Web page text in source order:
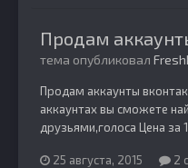
Продам
тема опубликовал
Продам аккаунты
аккаунтах вы сможете
друзьями,голоса Цена за
25 августа, 2015 2